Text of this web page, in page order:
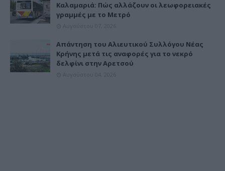
Καλαμαριά: Πώς αλλάζουν οι λεωφορειακές
γραμμές με το Μετρό
Απάντηση του Αλιευτικού Συλλόγου Νέας
Κρήνης μετά τις αναφορές για το νεκρό
δελφίνι στην Αρετσού